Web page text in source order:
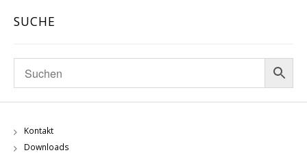
SUCHE
Kontakt
Downloads